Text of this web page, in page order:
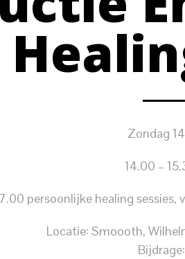
Zondag
14.00 –
persoonlijke healing
Locatie: Smoooth,